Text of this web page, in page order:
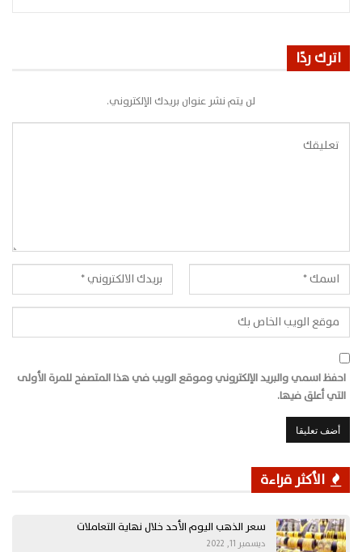
اترك ردًا
لن يتم نشر عنوان بريدك الإلكتروني.
احفظ اسمي والبريد الإلكتروني وموقع الويب في هذا المتصفح للمرة الأولى
التي أعلق فيها.
الأكثر قراءة
سعر الذهب اليوم الأحد خلال نهاية التعاملات
ديسمبر 11, 2022